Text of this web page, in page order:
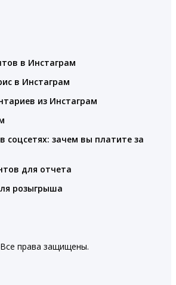
в Инстаграм
в Инстаграм
из Инстаграм
соцсетях: зачем вы платите за
для отчета
розыгрыша
права защищены.